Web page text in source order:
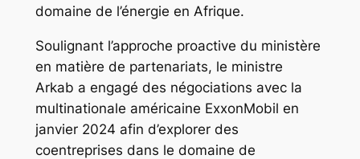
domaine de l’énergie en Afrique.
Soulignant l’approche proactive du ministère
en matière de partenariats, le ministre
Arkab a engagé des négociations avec la
multinationale américaine ExxonMobil en
janvier 2024 afin d’explorer des
coentreprises dans le domaine de